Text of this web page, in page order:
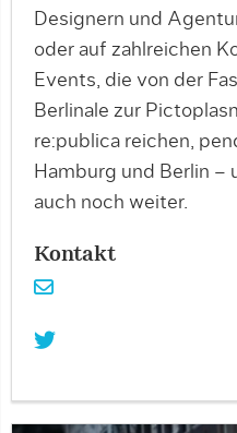
Designern und
oder auf zahlreichen
Events, die von der
Berlinale zur
re:publica reichen,
Hamburg und Berlin –
auch noch weiter.
Kontakt